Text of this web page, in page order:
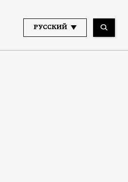
РУССКИЙ